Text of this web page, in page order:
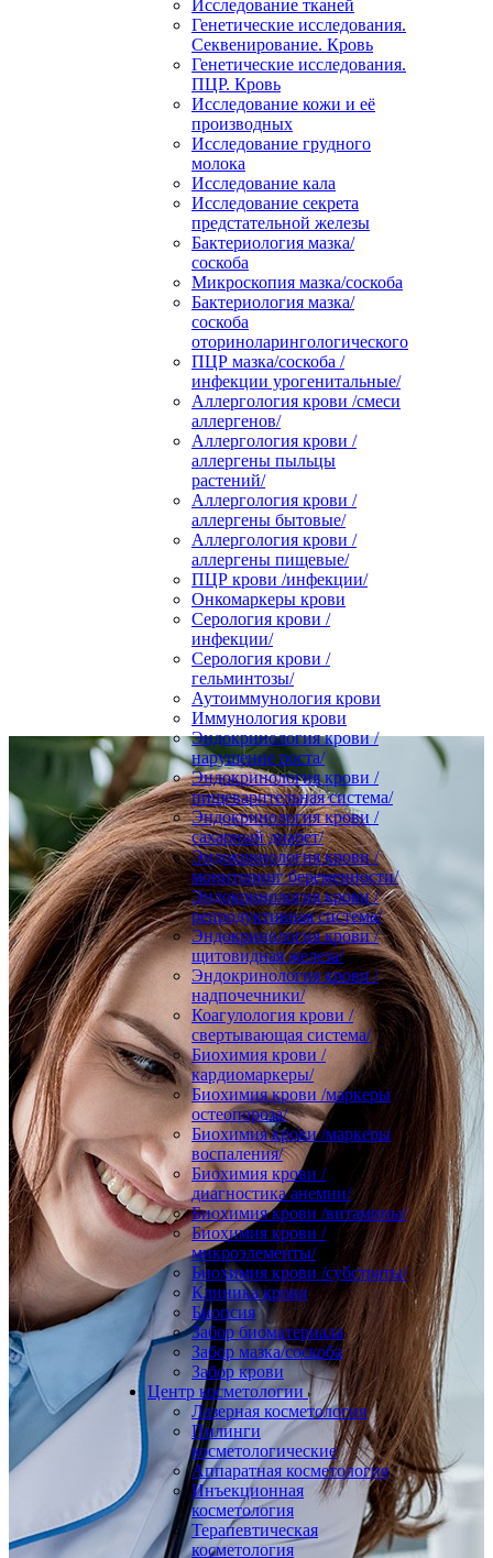
Исследование тканей
Генетические исследования.
Секвенирование. Кровь
Генетические исследования.
ПЦР. Кровь
Исследование кожи и её
производных
Исследование грудного
молока
Исследование кала
Исследование секрета
предстательной железы
Бактериология мазка/
соскоба
Микроскопия мазка/соскоба
Бактериология мазка/
соскоба
оториноларингологического
ПЦР мазка/соскоба /
инфекции урогенитальные/
Аллергология крови /смеси
аллергенов/
Аллергология крови /
аллергены пыльцы
растений/
Аллергология крови /
аллергены бытовые/
Аллергология крови /
аллергены пищевые/
ПЦР крови /инфекции/
Онкомаркеры крови
Серология крови /
инфекции/
Серология крови /
гельминтозы/
Аутоиммунология крови
Иммунология крови
Эндокринология крови /
нарушение роста/
Эндокринология крови /
пищеварительная система/
Эндокринология крови /
сахарный диабет/
Эндокринология крови /
мониторинг беременности/
Эндокринология крови /
репродуктивная система/
Эндокринология крови /
щитовидная железа/
Эндокринология крови /
надпочечники/
Коагулология крови /
свертывающая система/
Биохимия крови /
кардиомаркеры/
Биохимия крови /маркеры
остеопороза/
Биохимия крови /маркеры
воспаления/
Биохимия крови /
диагностика анемии/
Биохимия крови /витамины/
Биохимия крови /
микроэлементы/
Биохимия крови /субстраты/
Клиника крови
Биопсия
Забор биоматериала
Забор мазка/соскоба
Забор крови
Центр косметологии
Лазерная косметология
Пилинги
косметологические
Аппаратная косметология
Инъекционная
косметология
Терапевтическая
косметология